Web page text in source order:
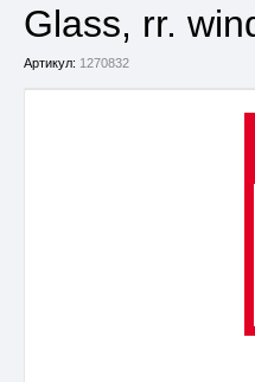
Glass, rr.
Артикул: 1270832